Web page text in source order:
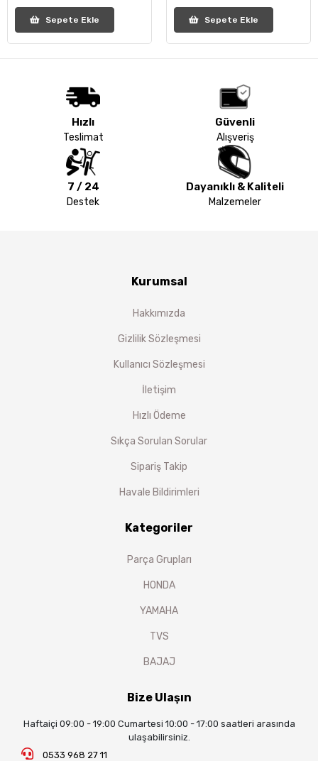
Sepete Ekle Sepete Ekle
Hızlı
Teslimat
Güvenli
Alışveriş
7 / 24
Destek
Dayanıklı & Kaliteli
Malzemeler
Kurumsal
Hakkımızda
Gizlilik Sözleşmesi
Kullanıcı Sözleşmesi
İletişim
Hızlı Ödeme
Sıkça Sorulan Sorular
Sipariş Takip
Havale Bildirimleri
Kategoriler
Parça Grupları
HONDA
YAMAHA
TVS
BAJAJ
Bize Ulaşın
Haftaiçi 09:00 - 19:00 Cumartesi 10:00 - 17:00 saatleri arasında
ulaşabilirsiniz.
0533 968 27 11